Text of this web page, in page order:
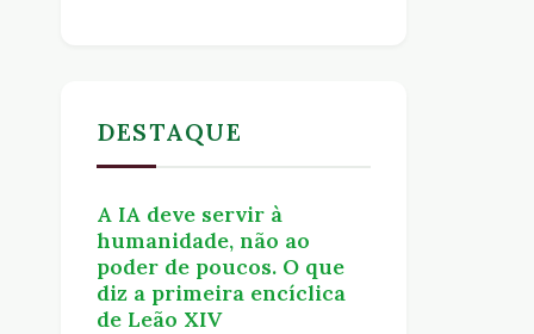
DESTAQUE
A IA deve servir à
humanidade, não ao
poder de poucos. O que
diz a primeira encíclica
de Leão XIV